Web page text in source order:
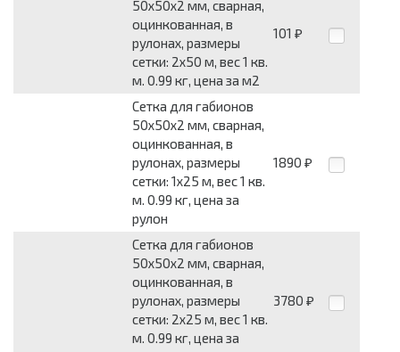
50x50x2 мм, сварная,
оцинкованная, в
рулонах, размеры
сетки: 2x50 м, вес 1 кв.
м. 0.99 кг, цена за м2
101 ₽
Сетка для габионов
50x50x2 мм, сварная,
оцинкованная, в
рулонах, размеры
сетки: 1x25 м, вес 1 кв.
м. 0.99 кг, цена за
рулон
1890 ₽
Сетка для габионов
50x50x2 мм, сварная,
оцинкованная, в
рулонах, размеры
сетки: 2x25 м, вес 1 кв.
м. 0.99 кг, цена за
3780 ₽